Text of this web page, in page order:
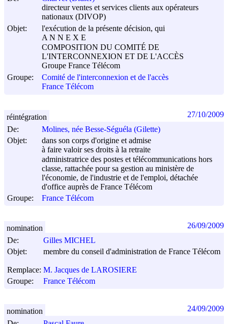
directeur ventes et services clients aux opérateurs
nationaux (DIVOP)
Objet:
l'exécution de la présente décision, qui
A N N E X E
COMPOSITION DU COMITÉ DE
L'INTERCONNEXION ET DE L'ACCÈS
Groupe France Télécom
Groupe:
Comité de l'interconnexion et de l'accès
France Télécom
De:
Molines, née Besse-Séguéla (Gilette)
Objet:
dans son corps d'origine et admise
à faire valoir ses droits à la retraite
administratrice des postes et télécommunications hors
classe, rattachée pour sa gestion au ministère de
l'économie, de l'industrie et de l'emploi, détachée
d'office auprès de France Télécom
Groupe:
France Télécom
réintégration 27/10/2009
De:
Gilles MICHEL
Objet:
membre du conseil d'administration de France Télécom
Remplace: M. Jacques de LAROSIERE
Groupe:
France Télécom
nomination 26/09/2009
nomination 24/09/2009